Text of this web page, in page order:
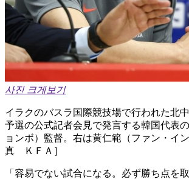
사진 크게보기
イラクのバスラ国際競技場で行われた北
予選の公式記者会見で発言する韓国代表
ョンボ）監督。右は黄仁範（ファン・イ
真 ＫＦＡ］
「容易でない試合になる。必ず勝ち点を取